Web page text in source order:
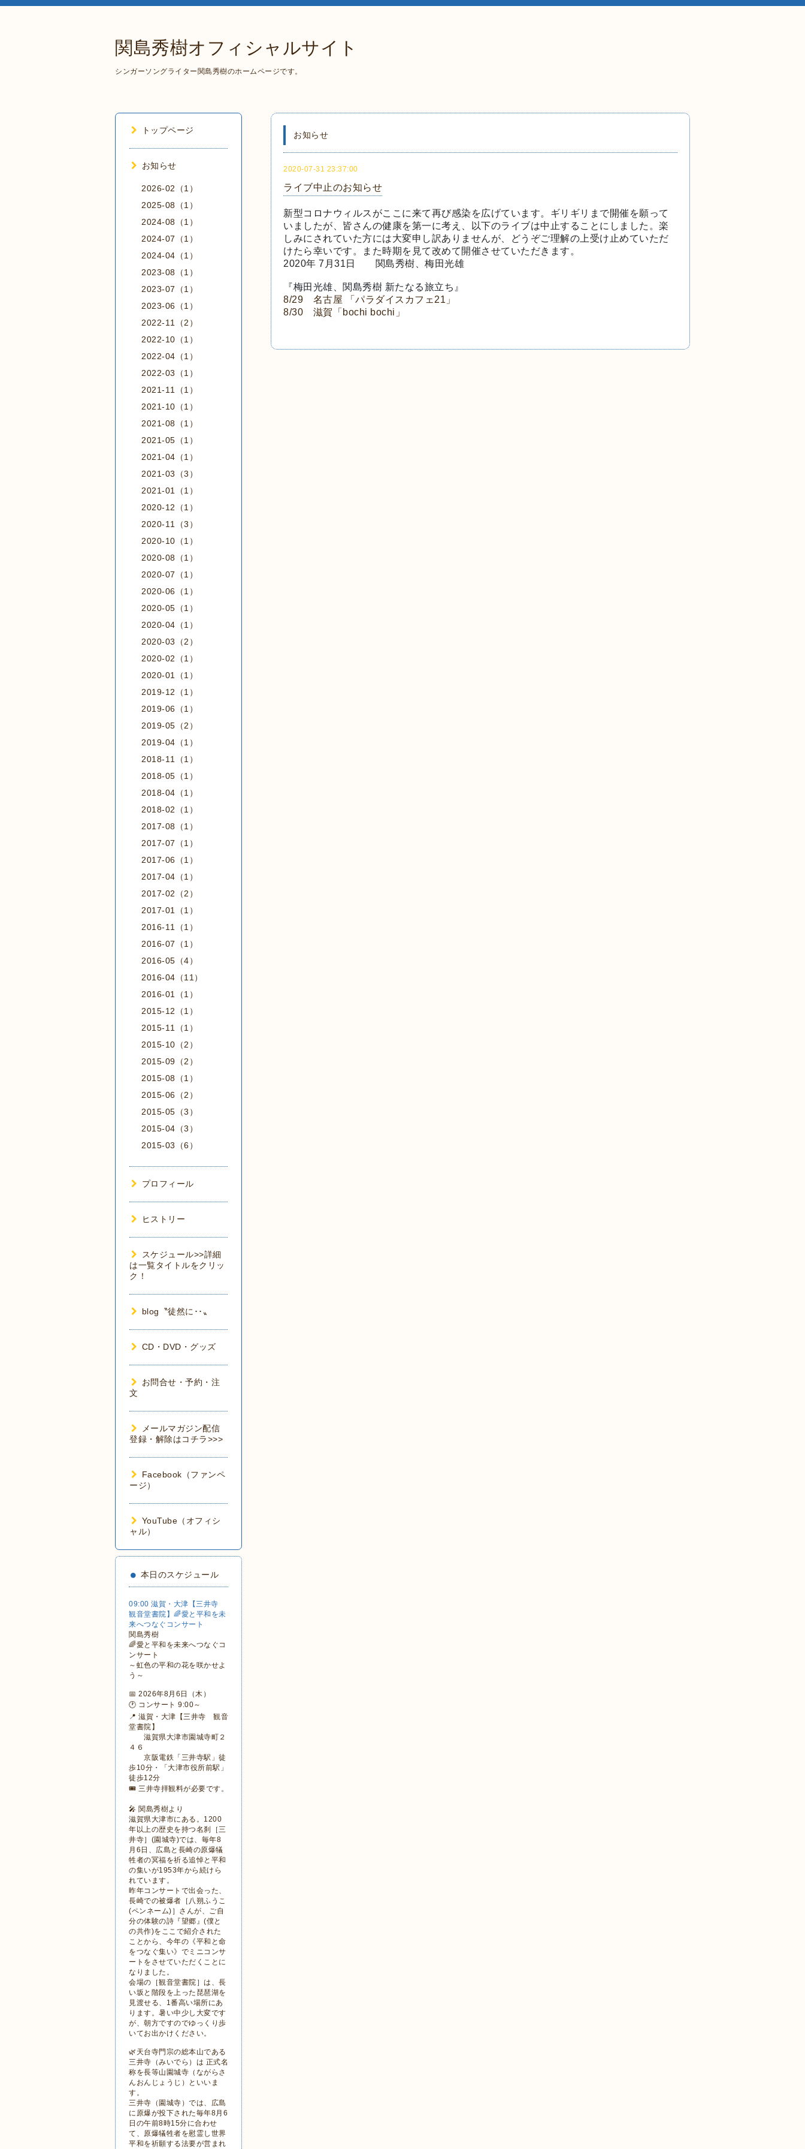
関島秀樹オフィシャルサイト
シンガーソングライター関島秀樹のホームページです。
お知らせ
2020-07-31 23:37:00
ライブ中止のお知らせ
新型コロナウィルスがここに来て再び感染を広げています。ギリギリまで開催を願って
いましたが、皆さんの健康を第一に考え、以下のライブは中止することにしました。 楽
しみにされていた方には大変申し訳ありませんが、どうぞご理解の上受け止めていただ
けたら幸いです。また時期を見て改めて開催させていただきます。
2020年 7月31日 関島秀樹、梅田光雄
『梅田光雄、関島秀樹 新たなる旅立ち』
8/29 名古屋 「パラダイスカフェ21」
8/30 滋賀「bochi bochi」
トップページ
お知らせ
2026-02（1）
2025-08（1）
2024-08（1）
2024-07（1）
2024-04（1）
2023-08（1）
2023-07（1）
2023-06（1）
2022-11（2）
2022-10（1）
2022-04（1）
2022-03（1）
2021-11（1）
2021-10（1）
2021-08（1）
2021-05（1）
2021-04（1）
2021-03（3）
2021-01（1）
2020-12（1）
2020-11（3）
2020-10（1）
2020-08（1）
2020-07（1）
2020-06（1）
2020-05（1）
2020-04（1）
2020-03（2）
2020-02（1）
2020-01（1）
2019-12（1）
2019-06（1）
2019-05（2）
2019-04（1）
2018-11（1）
2018-05（1）
2018-04（1）
2018-02（1）
2017-08（1）
2017-07（1）
2017-06（1）
2017-04（1）
2017-02（2）
2017-01（1）
2016-11（1）
2016-07（1）
2016-05（4）
2016-04（11）
2016-01（1）
2015-12（1）
2015-11（1）
2015-10（2）
2015-09（2）
2015-08（1）
2015-06（2）
2015-05（3）
2015-04（3）
2015-03（6）
プロフィール
ヒストリー
スケジュール>>詳細
は一覧タイトルをクリッ
ク！
blog〝徒然に･･〟
CD・DVD・グッズ
お問合せ・予約・注
文
メールマガジン配信
登録・解除はコチラ>>>
Facebook（ファンペ
ージ）
YouTube（オフィシ
ャル）
本日のスケジュール
09:00 滋賀・大津【三井寺
観音堂書院】🌈愛と平和を未
来へつなぐコンサート
関島秀樹
🌈愛と平和を未来へつなぐコ
ンサート
～虹色の平和の花を咲かせよ
う～
📅 2026年8月6日（木）
🕐 コンサート 9:00～
📍 滋賀・大津【三井寺 観音
堂書院】
滋賀県大津市園城寺町２
４６
京阪電鉄「三井寺駅」徒
歩10分・「大津市役所前駅」
徒歩12分
🎟 三井寺拝観料が必要です。
🎤 関島秀樹より
滋賀県大津市にある。1200
年以上の歴史を持つ名刹［三
井寺］(園城寺)では、毎年8
月6日、広島と長崎の原爆犠
牲者の冥福を祈る追悼と平和
の集いが1953年から続けら
れています。
昨年コンサートで出会った、
長崎での被爆者［八朔ふうこ
(ペンネーム)］さんが、ご自
分の体験の詩『望郷』(僕と
の共作)をここで紹介された
ことから、今年の《平和と命
をつなぐ集い》でミニコンサ
ートをさせていただくことに
なりました。
会場の［観音堂書院］は、長
い坂と階段を上った琵琶湖を
見渡せる、1番高い場所にあ
ります。暑い中少し大変です
が、朝方ですのでゆっくり歩
いてお出かけください。
🌿天台寺門宗の総本山である
三井寺（みいでら）は 正式名
称を長等山園城寺（ながらさ
んおんじょうじ）といいま
す。
三井寺（園城寺）では、広島
に原爆が投下された毎年8月6
日の午前8時15分に合わせ
て、原爆犠牲者を慰霊し世界
平和を祈願する法要が営まれ